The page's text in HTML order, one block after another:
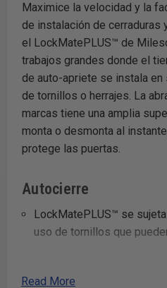
Maximice la velocidad y la
de instalación de cerraduras
el LockMatePLUS™ de
trabajos grandes donde el
de auto-apriete se instala
de tornillos o herrajes. La
marcas tiene una amplia
monta o desmonta al
protege las puertas.
Autocierre
LockMatePLUS™ se
uso de tornillos que
Read More